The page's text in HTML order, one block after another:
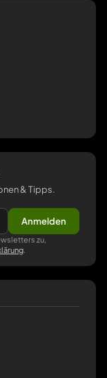
& Tipps.
Anmelden
zu,